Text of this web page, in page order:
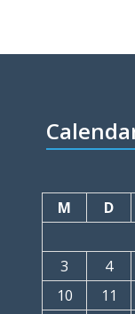
M D
3
4
10
11